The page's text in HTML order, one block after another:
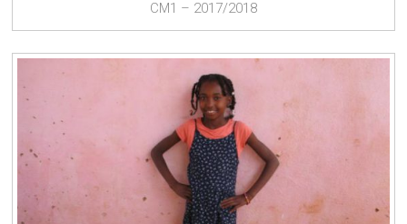
CM1 – 2017/2018